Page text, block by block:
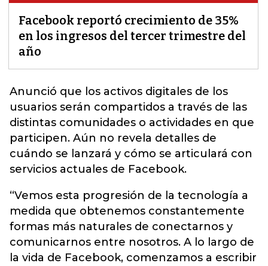
Facebook reportó crecimiento de 35%
en los ingresos del tercer trimestre del
año
Anunció que los activos digitales de los
usuarios serán compartidos a través de las
distintas comunidades o actividades en que
participen. Aún no revela detalles de
cuándo se lanzará y cómo se articulará con
servicios actuales de Facebook.
“Vemos esta progresión de la tecnología a
medida que obtenemos constantemente
formas más naturales de conectarnos y
comunicarnos entre nosotros. A lo largo de
la vida de Facebook, comenzamos a escribir